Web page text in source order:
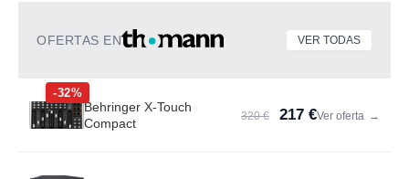
OFERTAS EN VER TODAS
-32%
Behringer X-Touch
Compact
320 € 217 €Ver oferta →